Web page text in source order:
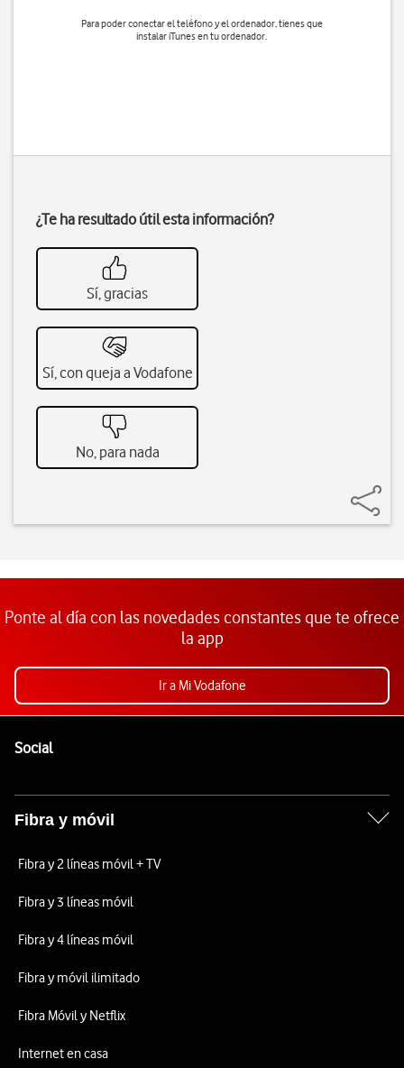
Para poder conectar el teléfono y el ordenador, tienes que
instalar iTunes en tu ordenador.
¿Te ha resultado útil esta información?
Sí, gracias
Sí, con queja a Vodafone
No, para nada
Ponte al día con las novedades constantes que te ofrece
la app
Ir a Mi Vodafone
SocialEnlaces a las redes sociales de Vodafone
Fibra y móvil
Fibra y 2 líneas móvil + TV
Fibra y 3 líneas móvil
Fibra y 4 líneas móvil
Fibra y móvil ilimitado
Fibra Móvil y Netflix
Internet en casa